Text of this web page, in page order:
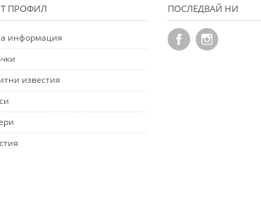
ПРОФИЛ
информация
известия
ПОСЛЕДВАЙ НИ